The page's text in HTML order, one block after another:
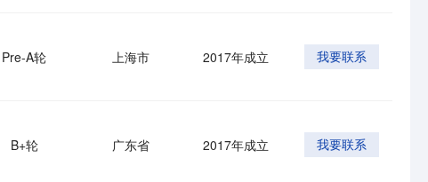
Pre-A轮 上海市 2017年成立 我要联系
B+轮 广东省 2017年成立 我要联系